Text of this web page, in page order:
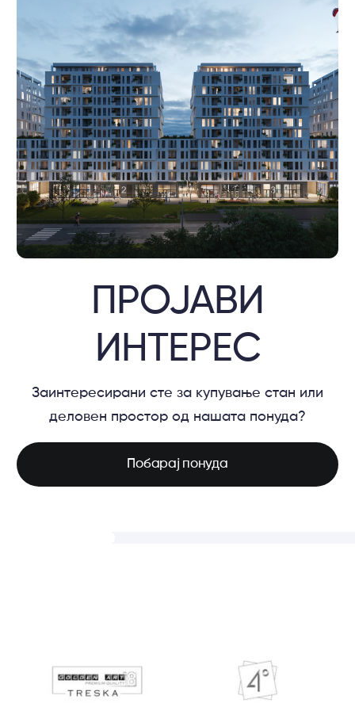
ПРОЈАВИ
ИНТЕРЕС
Заинтересирани сте за купување стан или
деловен простор од нашата понуда?
Побарај понуда